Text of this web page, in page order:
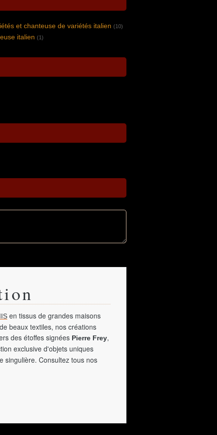
et chanteuse de variétés italien (10)
italien (1)
en tissus de grandes maisons
beaux textiles, nos créations
des étoffes signées Pierre Frey,
exclusive d'objets uniques
singulière. Consultez tous nos